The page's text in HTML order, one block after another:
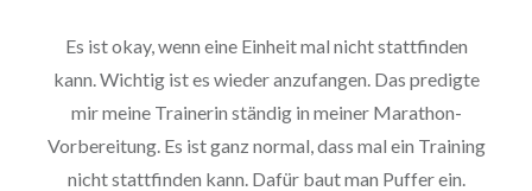
Es ist okay, wenn eine Einheit mal nicht stattfinden
kann. Wichtig ist es wieder anzufangen. Das predigte
mir meine Trainerin ständig in meiner Marathon-
Vorbereitung. Es ist ganz normal, dass mal ein Training
nicht stattfinden kann. Dafür baut man Puffer ein.